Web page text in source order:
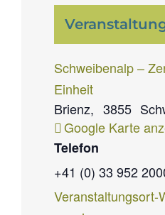
Schweibenalp –
Einheit
Brienz, 3855
Google Karte
Telefon
+41 (0) 33 952
Veranstaltungsort-